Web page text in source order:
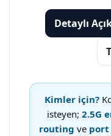
Detaylı
Kimler için?
isteyen; 2.5G
routing ve port